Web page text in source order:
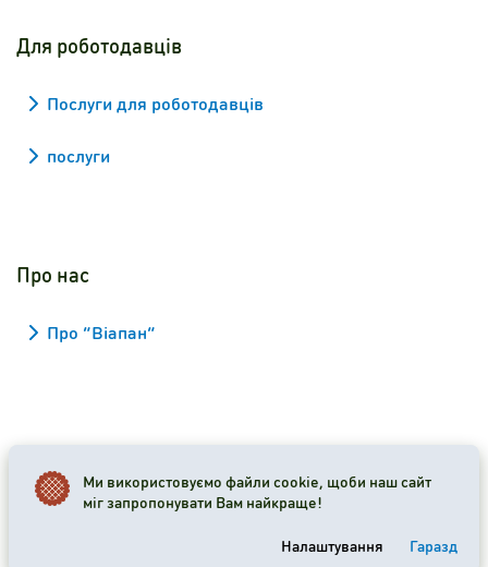
Для роботодавців
Послуги для роботодавців
послуги
Про нас
Про “Віапан”
2026 Viapan Dologidő Kft. © Усі права застережено.
Ми використовуємо файли cookie, щоби наш сайт
міг запропонувати Вам найкраще!
Налаштування Гаразд